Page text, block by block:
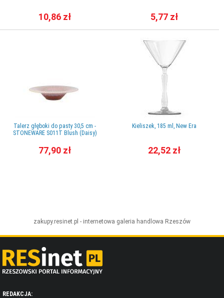
10,86 zł
Talerz głęboki do pasty 30,5 cm -
STONEWARE S011T Blush (Daisy)
77,90 zł
5,77 zł
Kieliszek, 185 ml, New Era
22,52 zł
zakupy.resinet.pl - internetowa galeria handlowa Rzeszów
REDAKCJA: